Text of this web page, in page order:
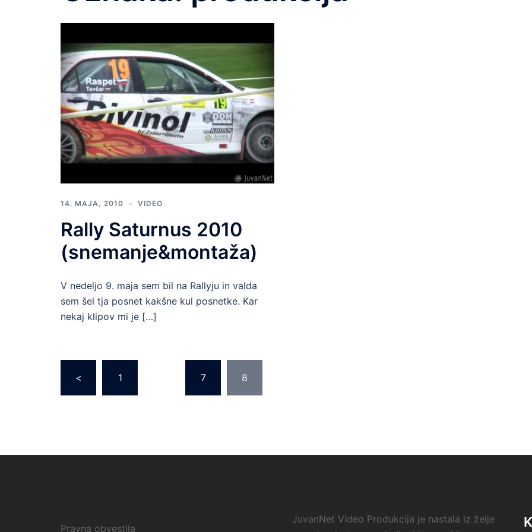
14. MAJA, 2010 VIDEO
Rally Saturnus 2010
(snemanje&montaža)
V nedeljo 9. maja sem bil na Rallyju in valda
sem šel tja posnet kakšne kul posnetke. Kar
nekaj klipov mi je […]
Številčenje
prispevkov
< 1 7 8
Pravna obvestila
JuvanNet Video Produkcija je nastala iz želje